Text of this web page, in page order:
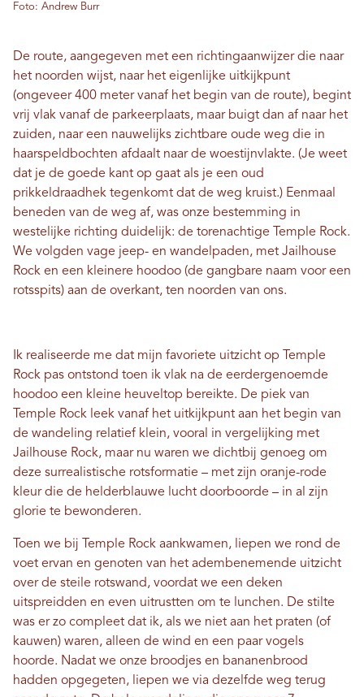
Foto: Andrew Burr
De route, aangegeven met een richtingaanwijzer die naar
het noorden wijst, naar het eigenlijke uitkijkpunt
(ongeveer 400 meter vanaf het begin van de route), begint
vrij vlak vanaf de parkeerplaats, maar buigt dan af naar het
zuiden, naar een nauwelijks zichtbare oude weg die in
haarspeldbochten afdaalt naar de woestijnvlakte. (Je weet
dat je de goede kant op gaat als je een oud
prikkeldraadhek tegenkomt dat de weg kruist.) Eenmaal
beneden van de weg af, was onze bestemming in
westelijke richting duidelijk: de torenachtige Temple Rock.
We volgden vage jeep- en wandelpaden, met Jailhouse
Rock en een kleinere hoodoo (de gangbare naam voor een
rotsspits) aan de overkant, ten noorden van ons.
Ik realiseerde me dat mijn favoriete uitzicht op Temple
Rock pas ontstond toen ik vlak na de eerdergenoemde
hoodoo een kleine heuveltop bereikte. De piek van
Temple Rock leek vanaf het uitkijkpunt aan het begin van
de wandeling relatief klein, vooral in vergelijking met
Jailhouse Rock, maar nu waren we dichtbij genoeg om
deze surrealistische rotsformatie – met zijn oranje-rode
kleur die de helderblauwe lucht doorboorde – in al zijn
glorie te bewonderen.
Toen we bij Temple Rock aankwamen, liepen we rond de
voet ervan en genoten van het adembenemende uitzicht
over de steile rotswand, voordat we een deken
uitspreidden en even uitrustten om te lunchen. De stilte
was er zo compleet dat ik, als we niet aan het praten (of
kauwen) waren, alleen de wind en een paar vogels
hoorde. Nadat we onze broodjes en bananenbrood
hadden opgegeten, liepen we via dezelfde weg terug